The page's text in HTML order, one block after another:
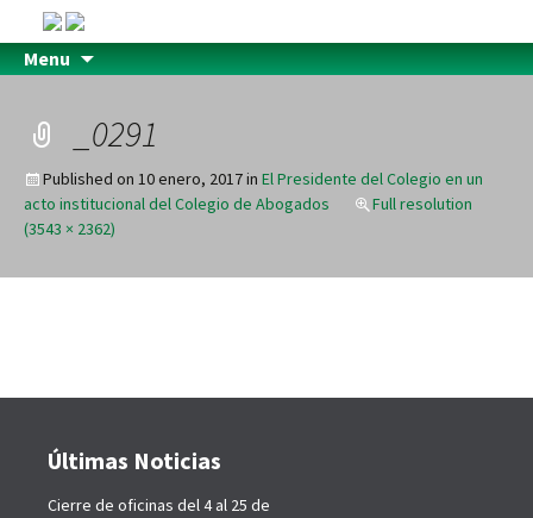
Menu
_0291
Published on 10 enero, 2017in El Presidente del Colegio en un
acto institucional del Colegio de Abogados
Full resolution
(3543 × 2362)
Últimas Noticias
Cierre de oficinas del 4 al 25 de